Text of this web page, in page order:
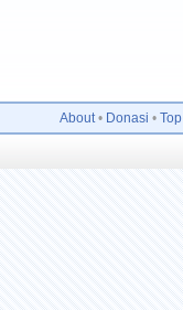
About• Donasi •